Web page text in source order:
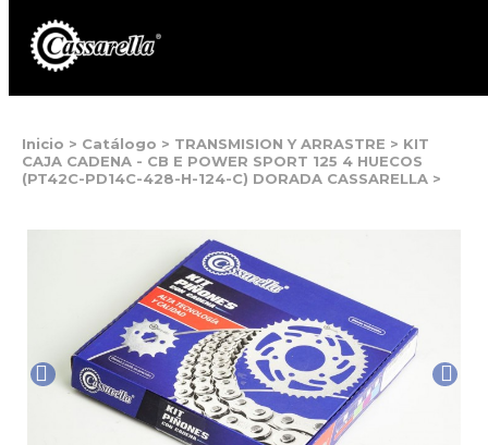
Inicio > Catálogo > TRANSMISION Y ARRASTRE > KIT
CAJA CADENA - CB E POWER SPORT 125 4 HUECOS
(PT42C-PD14C-428-H-124-C) DORADA CASSARELLA >